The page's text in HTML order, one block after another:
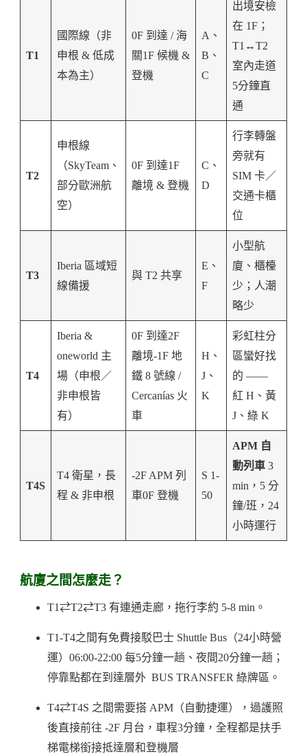
T1
國際線（非
申根 & 低成
本為主）
0F 到達 / 海
關1F 候機 &
登機
A、
B、
C
出境安檢
在 1F；
T1↔T2
室內走道
5分鐘直
通
T2
申根線
（SkyTeam、
部分歐洲航
空）
0F 到達1F
離境 & 登機
C、
D
行李轉盤
旁就有
SIM 卡／
交通卡櫃
位
T3
Iberia 區域短
線備援
與 T2 共享
E、
F
小型航
廈、櫃檯
少；人潮
略少
T4
Iberia &
oneworld 主
場（申根／
非申根皆
有）
0F 到達2F
離境-1F 地
鐵 8 號線 /
Cercanías 火
車
H、
J、
K
彩虹柱分
區蠻好找
的 ——
紅 H、黃
J、綠 K
T4S
T4 衛星，長
程 & 非申根
-2F APM 列
車0F 登機
S 1-
50
APM 自
動列車3
min，5 分
鐘/班，24
小時運行
航廈之間怎麼走？
T1⇄T2⇄T3 有連通走廊，拖行李約 5-8 min。
T1-T4之間有免費接駁巴士 Shuttle Bus（24小時營
運）06:00-22:00 每5分鐘一趟、夜間20分鐘一趟；
停靠點都在到達層外 BUS TRANSFER 綠牌區。
T4⇄T4S 之間需要搭 APM（自動捷運），過護照
後直接前往 -2F 月台，車程3分鐘，全程都是扶手
梯電梯銜接抵達層和登機層